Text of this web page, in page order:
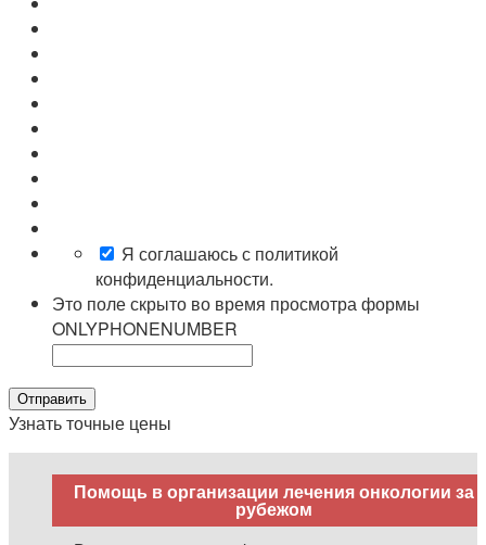
Я соглашаюсь с политикой
конфиденциальности.
Это поле скрыто во время просмотра формы
ONLYPHONENUMBER
Отправить
Узнать точные цены
Помощь в организации лечения онкологии за
рубежом